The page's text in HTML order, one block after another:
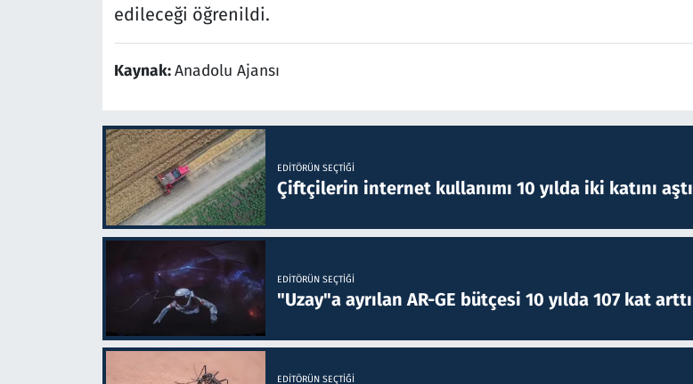
edileceği öğrenildi.
Kaynak:Anadolu Ajansı
EDITÖRÜN SEÇTIĞI
Çiftçilerin internet kullanımı 10 yılda iki katını aştı
EDITÖRÜN SEÇTIĞI
"Uzay"a ayrılan AR-GE bütçesi 10 yılda 107 kat arttı
EDITÖRÜN SEÇTIĞI